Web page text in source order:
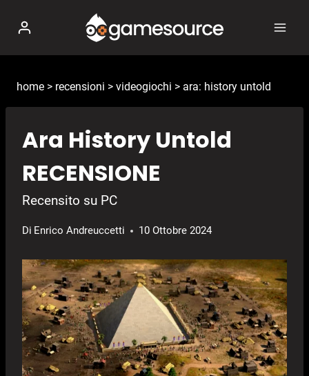
contenuto
home > recensioni > videogiochi > ara: history untold
Ara History Untold
RECENSIONE
Recensito su PC
Di Enrico Andreuccetti 10 Ottobre 2024